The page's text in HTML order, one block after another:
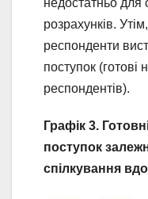
недостатньо для
розрахунків.
респонденти
поступок (готові
респондентів).
Графік 3.
поступок
спілкування